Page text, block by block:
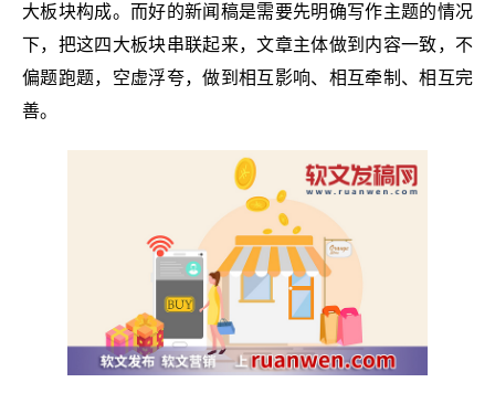
大板块构成。而好的新闻稿是需要先明确写作主题的情况
下，把这四大板块串联起来，文章主体做到内容一致，不
偏题跑题，空虚浮夸，做到相互影响、相互牵制、相互完
善。